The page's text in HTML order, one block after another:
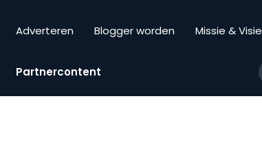
Adverteren Blogger worden Missie & Visie
Partnercontent